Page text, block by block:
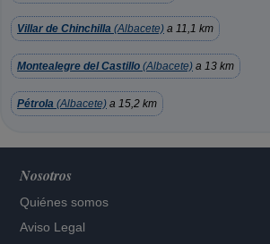
Villar de Chinchilla (Albacete) a 11,1 km
Montealegre del Castillo (Albacete) a 13 km
Pétrola (Albacete) a 15,2 km
Nosotros
Quiénes somos
Aviso Legal